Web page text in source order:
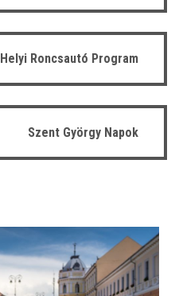
Helyi Roncsautó Program
Szent György Napok